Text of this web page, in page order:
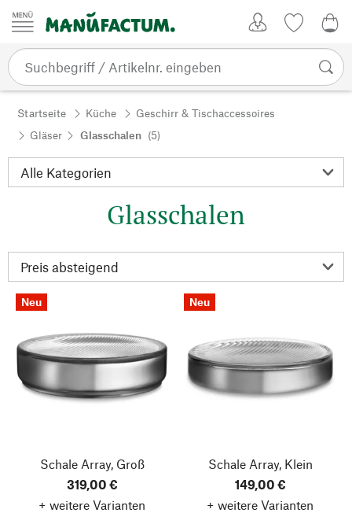
Zum Inhalt springen
Startseite Küche
Geschirr & Tischaccessoires
Gläser
Glasschalen (5)
Glasschalen
Neu
Schale Array, Groß
319,00 €
+ weitere Varianten
Neu
Schale Array, Klein
149,00 €
+ weitere Varianten